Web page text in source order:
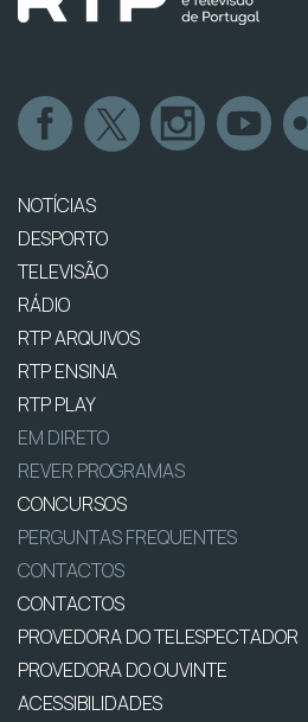
NOTÍCIAS
DESPORTO
TELEVISÃO
RÁDIO
RTP ARQUIVOS
RTP ENSINA
RTP PLAY
EM DIRETO
REVER PROGRAMAS
CONCURSOS
PERGUNTAS FREQUENTES
CONTACTOS
CONTACTOS
PROVEDORA DO TELESPECTADOR
PROVEDORA DO OUVINTE
ACESSIBILIDADES